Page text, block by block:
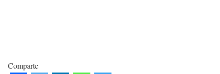
Comparte